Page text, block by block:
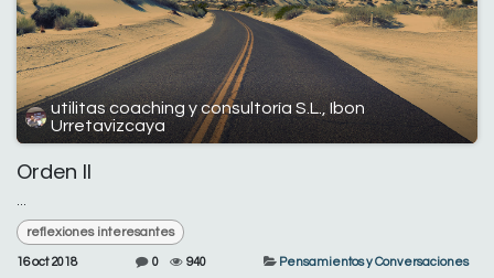
utilitas coaching y consultoría S.L., Ibon
Urretavizcaya
Orden II
...
reflexiones interesantes
16 oct 2018 0 940 Pensamientos y Conversaciones